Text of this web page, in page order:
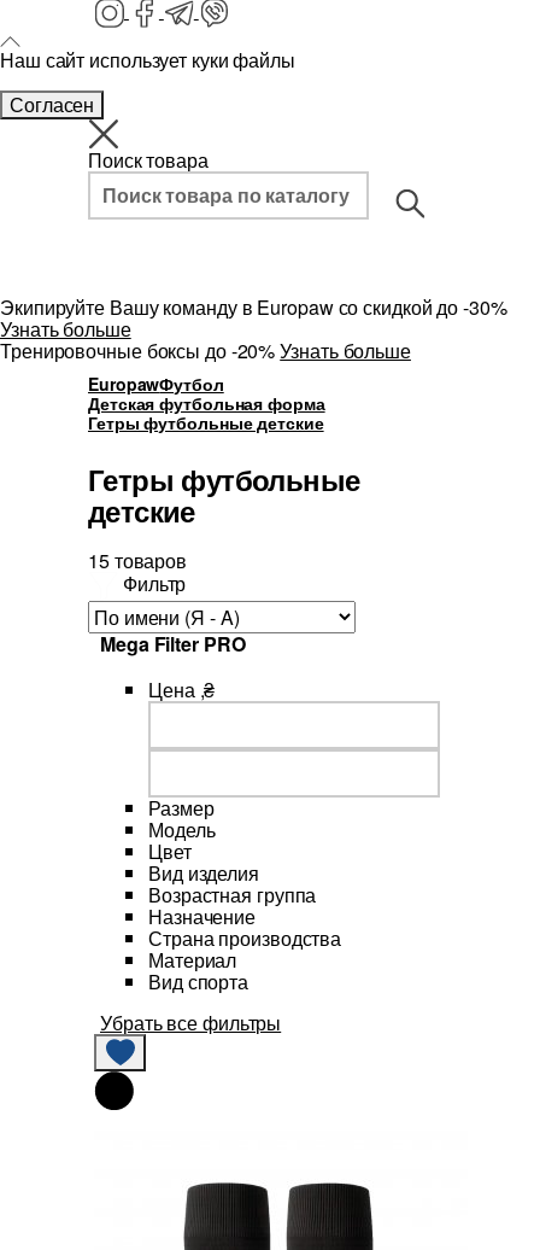
Наш сайт использует куки файлы
Согласен
Поиск товара
Экипируйте Вашу команду в Europaw со скидкой до -30%
Узнать больше
Тренировочные боксы до -20%Узнать больше
EuropawФутбол
Детская футбольная форма
Гетры футбольные детские
Гетры футбольные
детские
15 товаров
Фильтр
Mega Filter PRO
Цена ,₴
Размер
Модель
Цвет
Вид изделия
Возрастная группа
Назначение
Страна производства
Материал
Вид спорта
Убрать все фильтры